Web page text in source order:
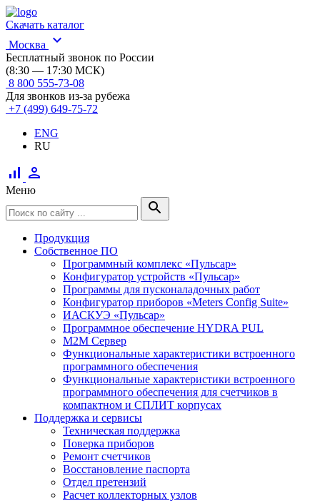
Скачать каталог
Москва
expand_more
Бесплатный звонок по России
(8:30 — 17:30 МСК)
8 800 555-73-08
Для звонков из-за рубежа
+7 (499) 649-75-72
ENG
RU
signal_cellular_alt person
Меню
search
Продукция
Собственное ПО
Программный комплекс «Пульсар»
Конфигуратор устройств «Пульсар»
Программы для пусконаладочных работ
Конфигуратор приборов «Meters Config Suite»
ИАСКУЭ «Пульсар»
Программное обеспечение HYDRA PUL
M2M Сервер
Функциональные характеристики встроенного
программного обеспечения
Функциональные характеристики встроенного
программного обеспечения для счетчиков в
компактном и СПЛИТ корпусах
Поддержка и сервисы
Техническая поддержка
Поверка приборов
Ремонт счетчиков
Восстановление паспорта
Отдел претензий
Расчет коллекторных узлов